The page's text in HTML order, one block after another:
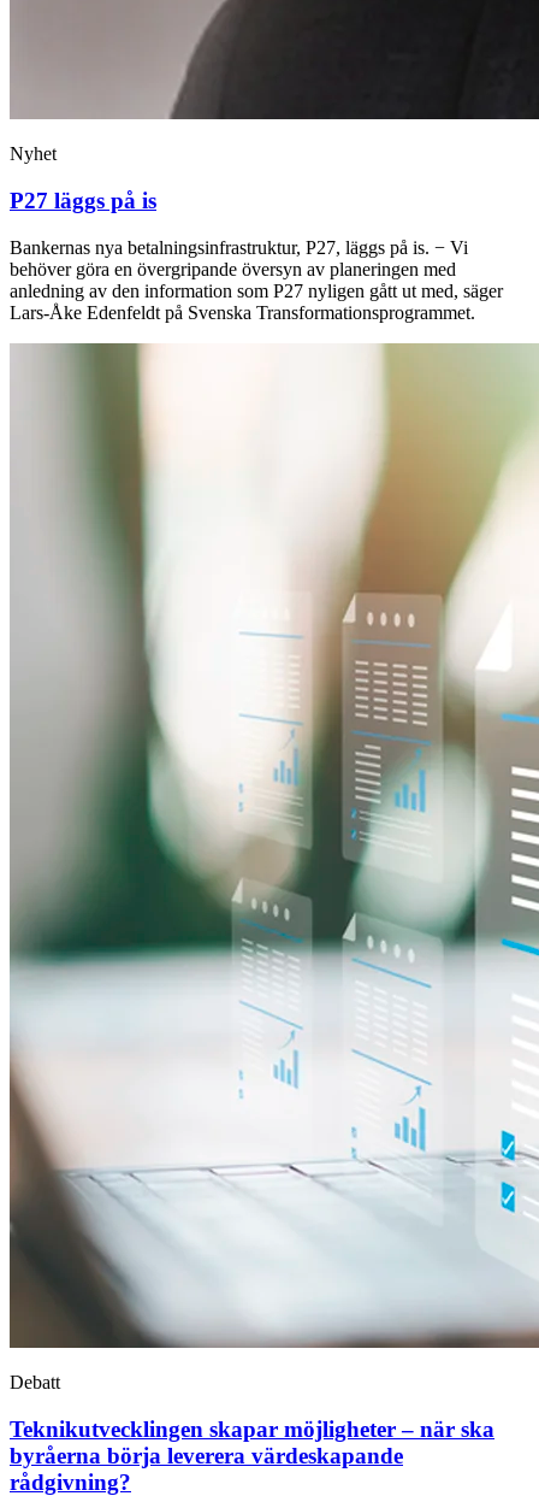
Nyhet
P27 läggs på is
Bankernas nya betalningsinfrastruktur, P27, läggs på is. − Vi
behöver göra en övergripande översyn av planeringen med
anledning av den information som P27 nyligen gått ut med, säger
Lars-Åke Edenfeldt på Svenska Transformationsprogrammet.
Debatt
Teknikutvecklingen skapar möjligheter – när ska
byråerna börja leverera värdeskapande
rådgivning?